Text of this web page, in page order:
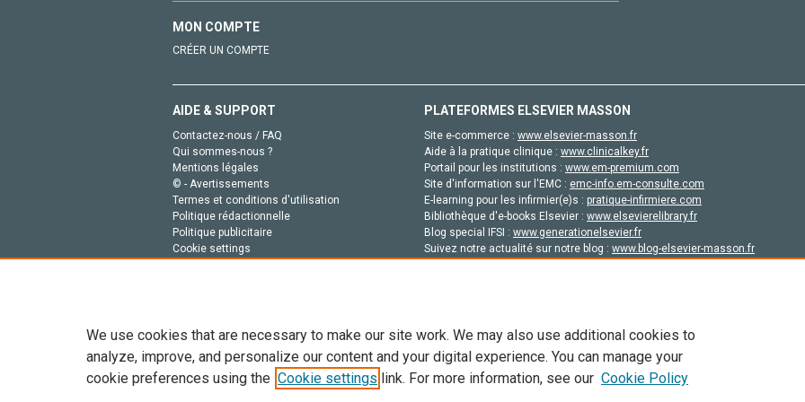
MON COMPTE
CRÉER UN COMPTE
AIDE & SUPPORT
Contactez-nous / FAQ
Qui sommes-nous ?
Mentions légales
© - Avertissements
Termes et conditions d'utilisation
Politique rédactionnelle
Politique publicitaire
Cookie settings
PLATEFORMES ELSEVIER MASSON
Site e-commerce : www.elsevier-masson.fr
Aide à la pratique clinique : www.clinicalkey.fr
Portail pour les institutions : www.em-premium.com
Site d'information sur l'EMC : emc-info.em-consulte.com
E-learning pour les infirmier(e)s : pratique-infirmiere.com
Bibliothèque d'e-books Elsevier : www.elsevierelibrary.fr
Blog special IFSI : www.generationelsevier.fr
Suivez notre actualité sur notre blog : www.blog-elsevier-masson.fr
Tout le contenu de ce site: Copyright © 2026 Elsevier, ses concédants de licence et ses contributeurs. Tout les droits sont réservés,
de données, a la formation en IA et aux technologies similaires. Pour tout contenu en libre accès, les conditions de licence
We use cookies that are necessary to make our site work. We may also use additional cookies to
analyze, improve, and personalize our content and your digital experience. You can manage your
cookie preferences using the Cookie settings link. For more information, see our Cookie Policy